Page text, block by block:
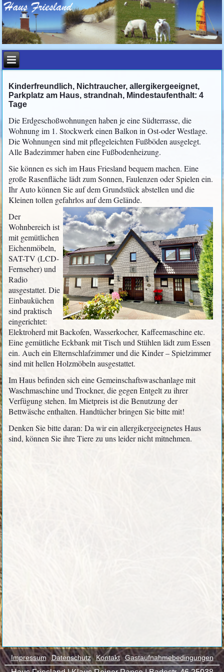
Kinderfreundlich, Nichtraucher, allergikergeeignet,
Parkplatz am Haus, strandnah, Mindestaufenthalt: 4
Tage
Die Erdgeschoßwohnungen haben je eine Südterrasse, die
Wohnung im 1. Stockwerk einen Balkon in Ost-oder Westlage.
Die Wohnungen sind mit pflegeleichten Fußböden ausgelegt.
Alle Badezimmer haben eine Fußbodenheizung.
Sie können es sich im Haus Friesland bequem machen. Eine
große Rasenfläche lädt zum Sonnen, Faulenzen oder Spielen ein.
Ihr Auto können Sie auf dem Grundstück abstellen und die
Kleinen tollen gefahrlos auf dem Gelände.
Der
Wohnbereich ist
mit gemütlichen
Eichenmöbeln,
SAT-TV (LCD-
Fernseher) und
Radio
ausgestattet. Die
Einbauküchen
sind praktisch
eingerichtet:
Elektroherd mit Backofen, Wasserkocher, Kaffeemaschine etc.
Eine gemütliche Eckbank mit Tisch und Stühlen lädt zum Essen
ein. Auch ein Elternschlafzimmer und die Kinder – Spielzimmer
sind mit hellen Holzmöbeln ausgestattet.
Im Haus befinden sich eine Gemeinschaftswaschanlage mit
Waschmaschine und Trockner, die gegen Entgelt zu ihrer
Verfügung stehen. Im Mietpreis ist die Benutzung der
Bettwäsche enthalten. Handtücher bringen Sie bitte mit!
Denken Sie bitte daran: Da wir ein allergikergeeignetes Haus
sind, können Sie ihre Tiere zu uns leider nicht mitnehmen.
Impressum Datenschutz Kontakt Gastaufnahmebedingungen